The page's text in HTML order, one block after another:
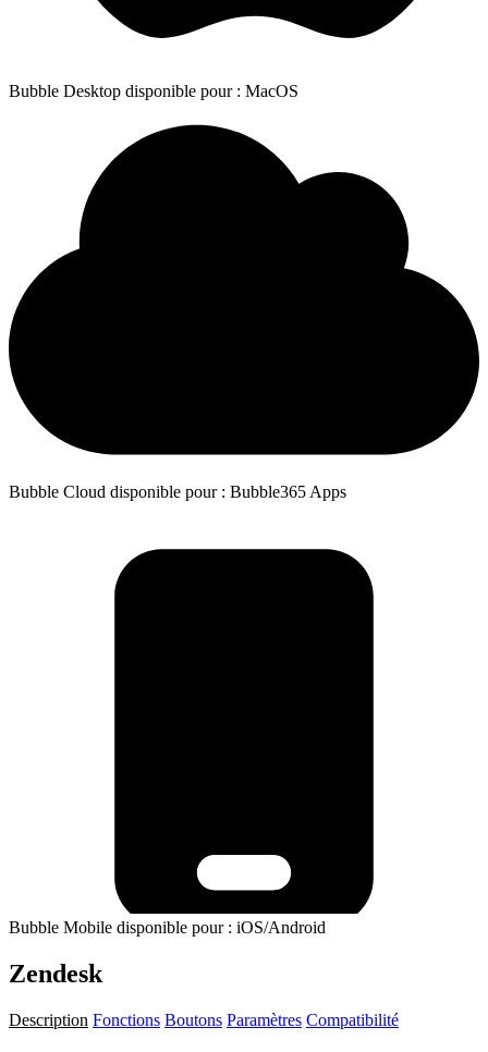
Bubble Desktop disponible pour : MacOS
Bubble Cloud disponible pour : Bubble365 Apps
Bubble Mobile disponible pour : iOS/Android
Zendesk
Description Fonctions Boutons Paramètres Compatibilité